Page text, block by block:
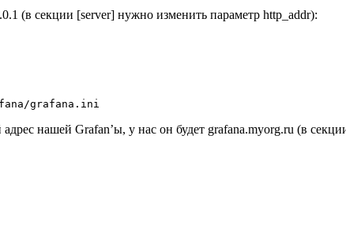
(в секции [server] нужно изменить параметр http_addr):
нашей Grafan’ы, у нас он будет grafana.myorg.ru (в